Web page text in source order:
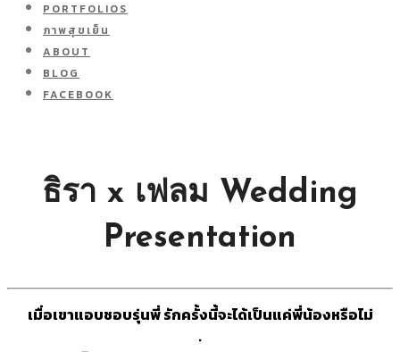
PORTFOLIOS
ภาพสุขเย็น
ABOUT
BLOG
FACEBOOK
ธิรา x เฟลม Wedding
Presentation
เมื่อเขาแอบชอบรุ่นพี่ รักครั้งนี้จะได้เป็นแค่พี่น้องหรือไม่
.